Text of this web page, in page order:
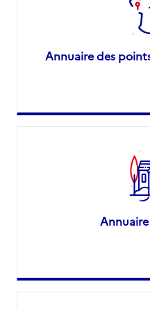
Annuaire des
Annuaire